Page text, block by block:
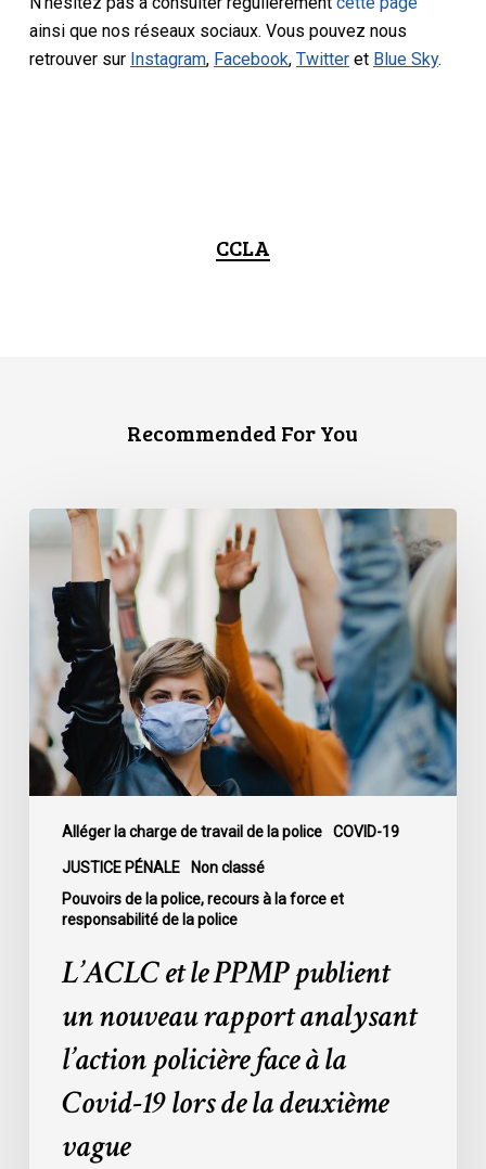
ainsi que nos réseaux sociaux. Vous pouvez nous
retrouver sur Instagram, Facebook,Twitter et Blue Sky.
CCLA
Recommended For You
Alléger la charge de travail de la police COVID-19
JUSTICE PÉNALE
Non classé
Pouvoirs de la police, recours à la force et
responsabilité de la police
L’ACLC
et
PPMP
publient
nouveau
rapport
analysant
l’action
policière
Covid-
deuxième
L’ACLC et le PPMP publient
un nouveau rapport analysant
l’action policière face à la
Covid-19 lors de la deuxième
vague